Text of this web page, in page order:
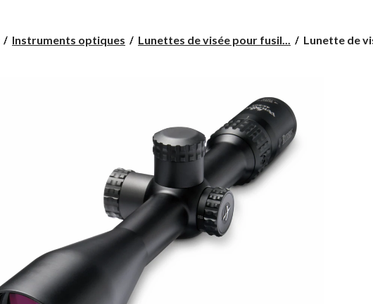
Instruments optiques Lunettes de visée pour fusil...
Lunette
Lunette de